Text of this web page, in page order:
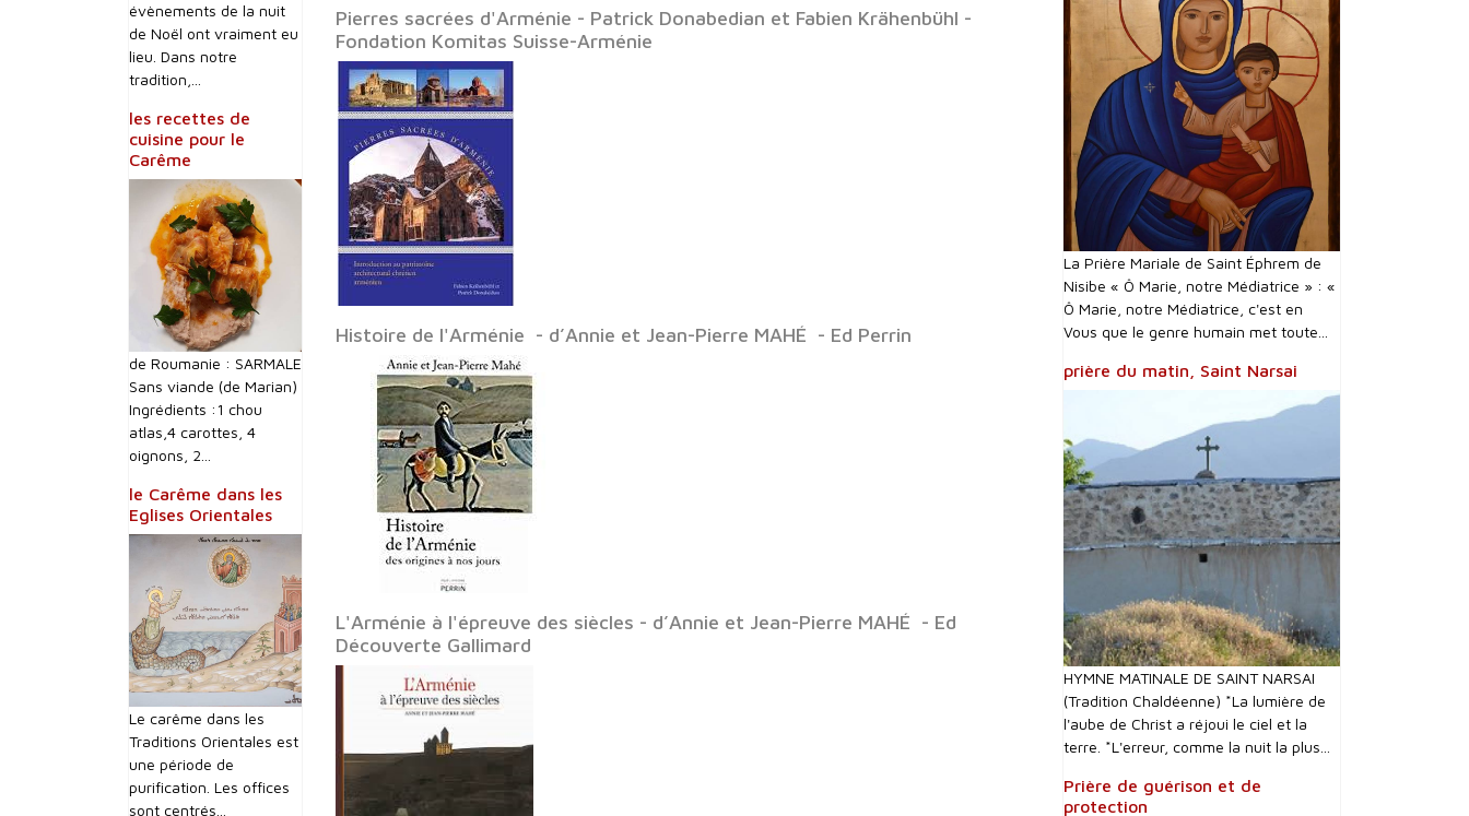
évènements de la nuit
de Noël ont vraiment eu
lieu. Dans notre
tradition,...
les recettes de
cuisine pour le
Carême
de Roumanie : SARMALE
Sans viande (de Marian)
Ingrédients :1 chou
atlas,4 carottes, 4
oignons, 2...
le Carême dans les
Eglises Orientales
Le carême dans les
Traditions Orientales est
une période de
purification. Les offices
sont centrés...
Pierres sacrées d'Arménie - Patrick Donabedian et Fabien Krähenbühl -
Fondation Komitas Suisse-Arménie
Histoire de l'Arménie - d’Annie et Jean-Pierre MAHÉ - Ed Perrin
L'Arménie à l'épreuve des siècles - d’Annie et Jean-Pierre MAHÉ - Ed
Découverte Gallimard
La Prière Mariale de Saint Éphrem de
Nisibe « Ô Marie, notre Médiatrice » : «
Ô Marie, notre Médiatrice, c'est en
Vous que le genre humain met toute...
prière du matin, Saint Narsai
HYMNE MATINALE DE SAINT NARSAI
(Tradition Chaldéenne) *La lumière de
l'aube de Christ a réjoui le ciel et la
terre. *L'erreur, comme la nuit la plus...
Prière de guérison et de
protection